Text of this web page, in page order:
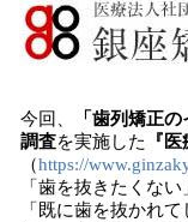
今回、
「歯列矯正
調査を実施した
『
（https://
「歯を抜きたくない
「既に歯を抜かれて